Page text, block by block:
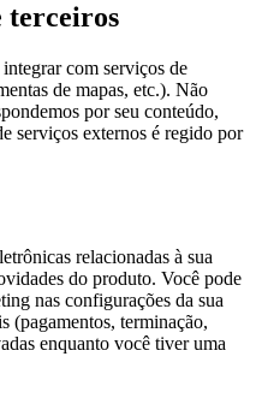
terceiros
com serviços de
de mapas, etc.). Não
por seu conteúdo,
serviços externos é regido por
relacionadas à sua
do produto. Você pode
nas configurações da sua
(pagamentos, terminação,
enquanto você tiver uma